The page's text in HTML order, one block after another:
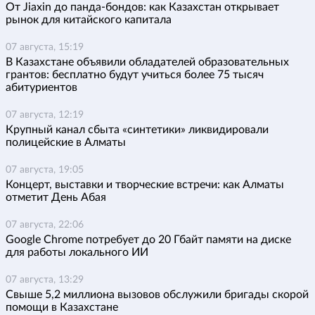
От Jiaxin до панда-бондов: как Казахстан открывает
рынок для китайского капитала
07 августа, 15:19
В Казахстане объявили обладателей образовательных
грантов: бесплатно будут учиться более 75 тысяч
абитуриентов
07 августа, 12:19
Крупный канал сбыта «синтетики» ликвидировали
полицейские в Алматы
07 августа, 19:05
Концерт, выставки и творческие встречи: как Алматы
отметит День Абая
07 августа, 22:06
Google Chrome потребует до 20 Гбайт памяти на диске
для работы локального ИИ
07 августа, 13:29
Свыше 5,2 миллиона вызовов обслужили бригады скорой
помощи в Казахстане